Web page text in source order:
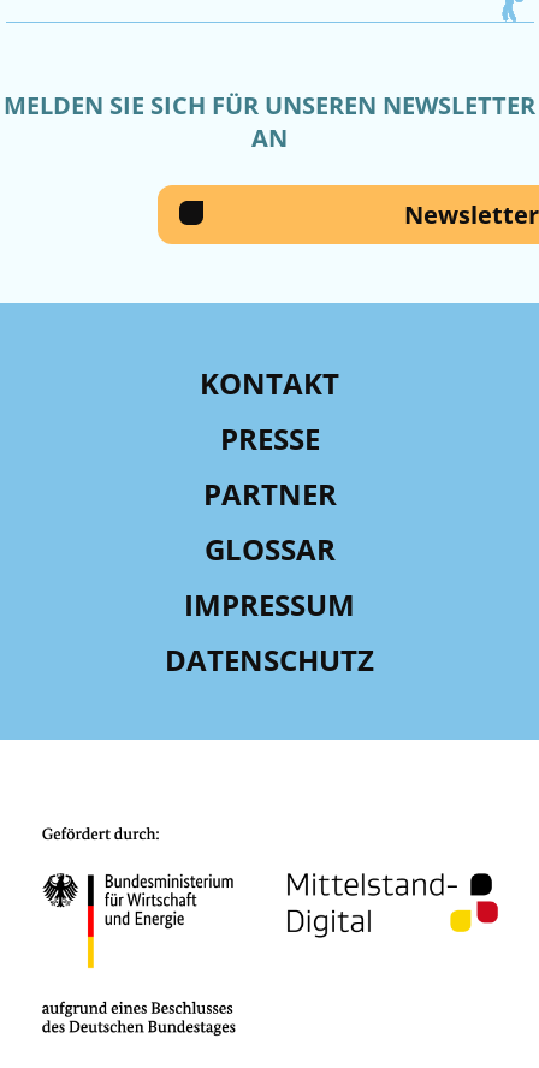
MELDEN SIE SICH FÜR UNSEREN NEWSLETTER
AN
Newsletter
KONTAKT
PRESSE
PARTNER
GLOSSAR
IMPRESSUM
DATENSCHUTZ